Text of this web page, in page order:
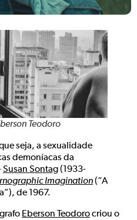
Teodoro
seja, a sexualidade
demoníacas da
Susan Sontag(1933-
Imagination(“A
de 1967.
Eberson Teodorocriou o